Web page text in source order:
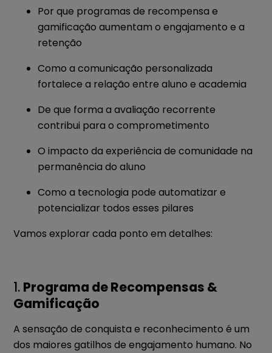
Por que programas de recompensa e
gamificação aumentam o engajamento e a
retenção
Como a comunicação personalizada
fortalece a relação entre aluno e academia
De que forma a avaliação recorrente
contribui para o comprometimento
O impacto da experiência de comunidade na
permanência do aluno
Como a tecnologia pode automatizar e
potencializar todos esses pilares
Vamos explorar cada ponto em detalhes:
1. Programa de Recompensas &
Gamificação
A sensação de conquista e reconhecimento é um
dos maiores gatilhos de engajamento humano. No